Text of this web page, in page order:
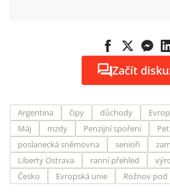
Začít
Argentina čipy důchody
Máj
mzdy Penzijní spoření
poslanecká sněmovna
senioři
Liberty Ostrava
ranní přehled
Česko
Evropská unie Rožnov